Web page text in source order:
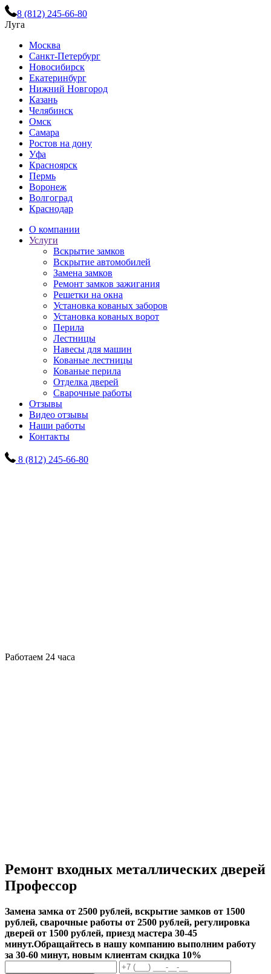
8 (812) 245-66-80
Луга
Москва
Санкт-Петербург
Новосибирск
Екатеринбург
Нижний Новгород
Казань
Челябинск
Омск
Самара
Ростов на дону
Уфа
Красноярск
Пермь
Воронеж
Волгоград
Краснодар
О компании
Услуги
Вскрытие замков
Вскрытие автомобилей
Замена замков
Ремонт замков зажигания
Решетки на окна
Установка кованых заборов
Установка кованых ворот
Перила
Лестницы
Навесы для машин
Кованые лестницы
Кованые перила
Отделка дверей
Сварочные работы
Отзывы
Видео отзывы
Наши работы
Контакты
8 (812) 245-66-80
Работаем 24 часа
Ремонт входных металлических дверей
Профессор
Замена замка от 2500 рублей, вскрытие замков от 1500
рублей, сварочные работы от 2500 рублей, регулировка
дверей от 1500 рублей, приезд мастера 30-45
минут.Обращайтесь в нашу компанию выполним работу
за 30-60 минут, новым клиентам скидка 10%